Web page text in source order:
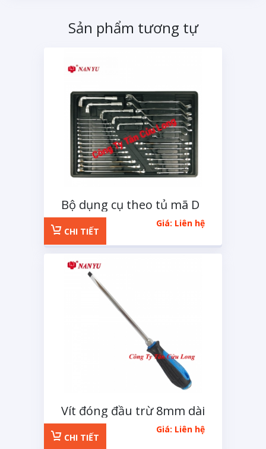
Sản phẩm tương tự
Bộ dụng cụ theo tủ mã D
32 chi tiết
Giá: Liên hệ
CHI TIẾT
Vít đóng đầu trừ 8mm dài
250mm
Giá: Liên hệ
CHI TIẾT